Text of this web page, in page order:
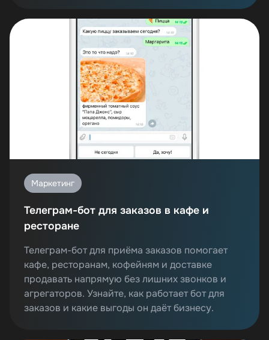
Маркетинг
Телеграм-бот для заказов в кафе и
ресторане
Телеграм-бот для приёма заказов помогает
кафе, ресторанам, кофейням и доставке
продавать напрямую без лишних звонков и
агрегаторов. Узнайте, как работает бот для
заказов и какие выгоды он даёт бизнесу.